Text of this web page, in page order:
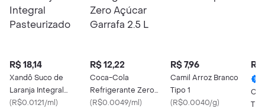
R$ 18,14
Xandô Suco de
Laranja Integral
Pasteurizado
(R$0.0121/ml)
R$ 12,22
Coca-Cola
Refrigerante Zero
Açúcar Garrafa 2.5 L
(R$0.0049/ml)
R$ 7,96
Camil Arroz Branco
Tipo 1
(R$0.0040/g)
R$